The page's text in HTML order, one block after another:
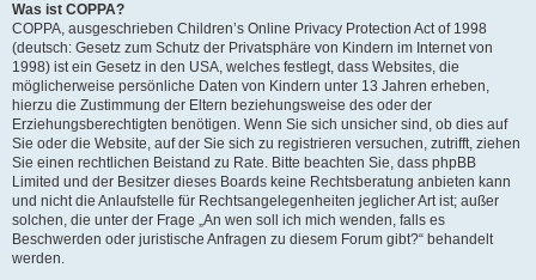
Was ist COPPA?
COPPA, ausgeschrieben Children’s Online Privacy Protection Act of 1998
(deutsch: Gesetz zum Schutz der Privatsphäre von Kindern im Internet von
1998) ist ein Gesetz in den USA, welches festlegt, dass Websites, die
möglicherweise persönliche Daten von Kindern unter 13 Jahren erheben,
hierzu die Zustimmung der Eltern beziehungsweise des oder der
Erziehungsberechtigten benötigen. Wenn Sie sich unsicher sind, ob dies auf
Sie oder die Website, auf der Sie sich zu registrieren versuchen, zutrifft, ziehen
Sie einen rechtlichen Beistand zu Rate. Bitte beachten Sie, dass phpBB
Limited und der Besitzer dieses Boards keine Rechtsberatung anbieten kann
und nicht die Anlaufstelle für Rechtsangelegenheiten jeglicher Art ist; außer
solchen, die unter der Frage „An wen soll ich mich wenden, falls es
Beschwerden oder juristische Anfragen zu diesem Forum gibt?“ behandelt
werden.